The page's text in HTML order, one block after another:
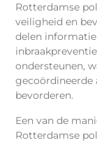
Rotterdamse
veiligheid en
delen
ondersteunen,
gecoördineerde
bevorderen.
Een van de
Rotterdamse